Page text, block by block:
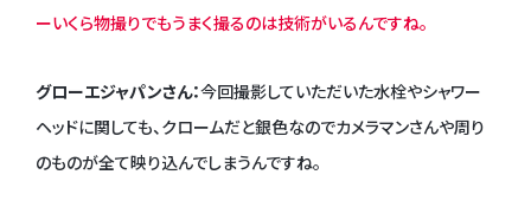
ーいくら物撮りでもうまく撮るのは技術がいるんですね。
グローエジャパンさん：今回撮影していただいた水栓やシャワー
ヘッドに関しても、クロームだと銀色なのでカメラマンさんや周り
のものが全て映り込んでしまうんですね。